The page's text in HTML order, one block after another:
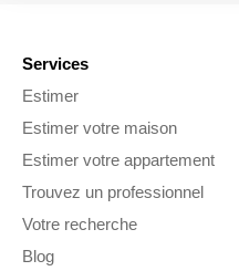
Services
Estimer
Estimer votre maison
Estimer votre appartement
Trouvez un professionnel
Votre recherche
Blog